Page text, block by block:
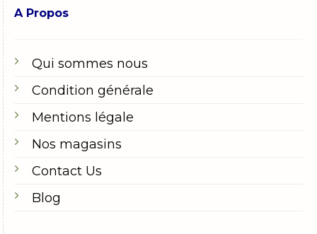
A Propos
Qui sommes nous
Condition générale
Mentions légale
Nos magasins
Contact Us
Blog